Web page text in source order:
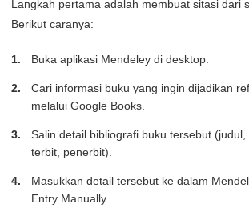
Langkah pertama adalah membuat sitasi dari
Berikut caranya:
Buka aplikasi Mendeley di desktop.
Cari informasi buku yang ingin dijadikan
melalui Google Books.
Salin detail bibliografi buku tersebut (judul,
terbit, penerbit).
Masukkan detail tersebut ke dalam
Entry Manually.